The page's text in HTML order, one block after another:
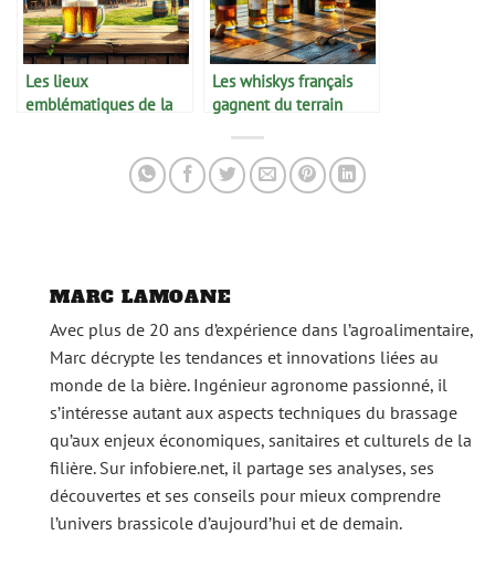
Les lieux
emblématiques de la
Les whiskys français
gagnent du terrain
MARC LAMOANE
Avec plus de 20 ans d’expérience dans l’agroalimentaire,
Marc décrypte les tendances et innovations liées au
monde de la bière. Ingénieur agronome passionné, il
s’intéresse autant aux aspects techniques du brassage
qu’aux enjeux économiques, sanitaires et culturels de la
filière. Sur infobiere.net, il partage ses analyses, ses
découvertes et ses conseils pour mieux comprendre
l’univers brassicole d’aujourd’hui et de demain.